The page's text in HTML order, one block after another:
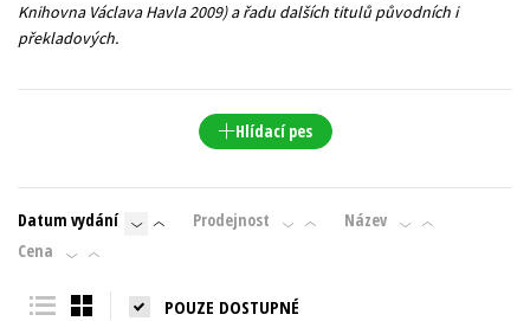
Knihovna Václava Havla 2009) a řadu dalších titulů původních i
překladových.
Hlídací pes
Datum vydání Prodejnost
Název
Cena
POUZE DOSTUPNÉ